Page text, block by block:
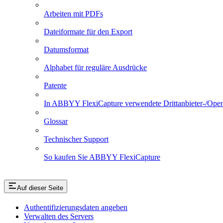
Arbeiten mit PDFs
Dateiformate für den Export
Datumsformat
Alphabet für reguläre Ausdrücke
Patente
In ABBYY FlexiCapture verwendete Drittanbieter-/
Glossar
Technischer Support
So kaufen Sie ABBYY FlexiCapture
Auf dieser Seite
Authentifizierungsdaten angeben
Verwalten des Servers